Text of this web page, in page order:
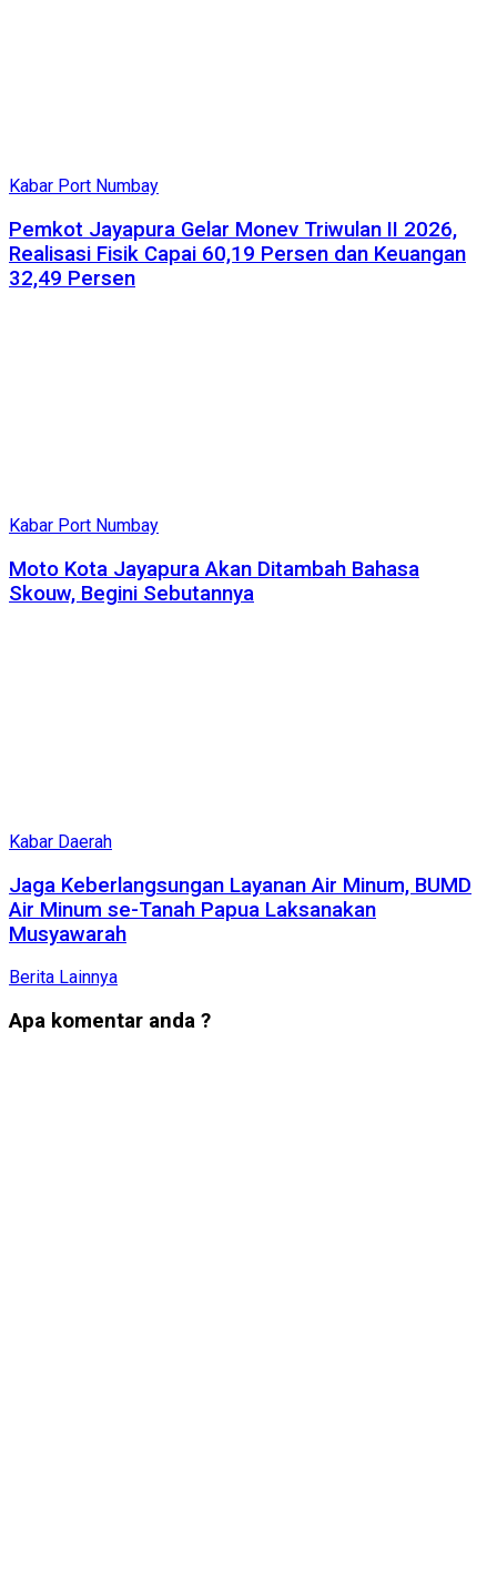
Kabar Port Numbay
Pemkot Jayapura Gelar Monev Triwulan II 2026,
Realisasi Fisik Capai 60,19 Persen dan Keuangan
32,49 Persen
Kabar Port Numbay
Moto Kota Jayapura Akan Ditambah Bahasa
Skouw, Begini Sebutannya
Kabar Daerah
Jaga Keberlangsungan Layanan Air Minum, BUMD
Air Minum se-Tanah Papua Laksanakan
Musyawarah
Berita Lainnya
Apa komentar anda ?